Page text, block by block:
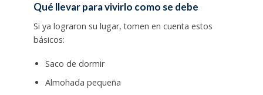
Qué llevar para vivirlo como se debe
Si ya lograron su lugar, tomen en cuenta estos
básicos:
Saco de dormir
Almohada pequeña